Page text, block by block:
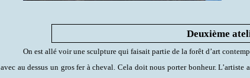
Deuxième
On est allé voir une sculpture qui faisait partie de la forêt d’art
avec au dessus un gros fer à cheval. Cela doit nous porter bonheur.